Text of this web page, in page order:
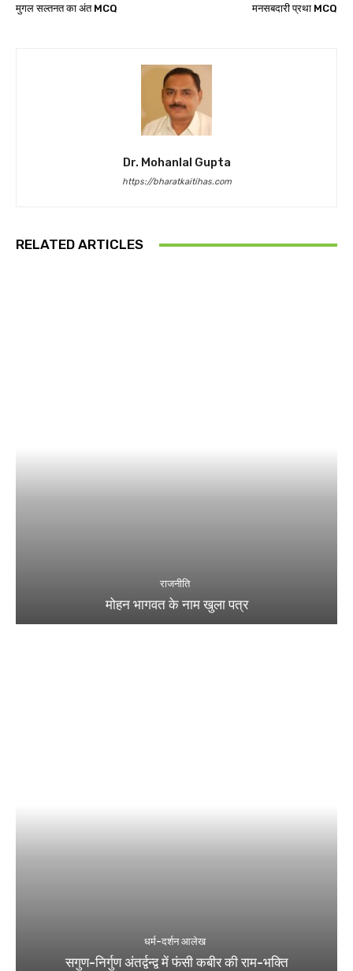
मुगल सल्तनत का अंत MCQ मनसबदारी प्रथा MCQ
Dr. Mohanlal Gupta
https://bharatkaitihas.com
RELATED ARTICLES
राजनीति
मोहन भागवत के नाम खुला पत्र
धर्म-दर्शन आलेख
सगुण-निर्गुण अंतर्द्वन्द्व में फंसी कबीर की राम-भक्ति